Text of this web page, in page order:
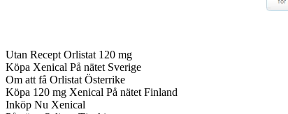
Utan Recept Orlistat 120 mg
Köpa Xenical På nätet Sverige
Om att få Orlistat Österrike
Köpa 120 mg Xenical På nätet Finland
Inköp Nu Xenical